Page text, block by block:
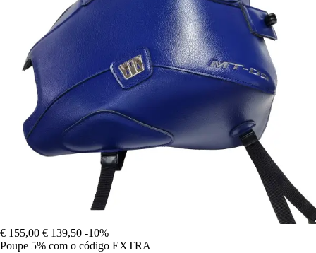
€ 155,00 € 139,50 -10%
Poupe 5% com o código EXTRA